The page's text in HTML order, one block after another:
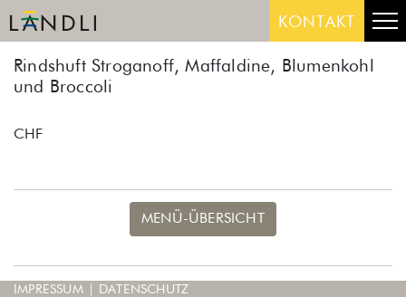
Skip
to
KONTAKT
Rindshuft Stroganoff, Maffaldine, Blumenkohl
und Broccoli
CHF
MENÜ-ÜBERSICHT
IMPRESSUM DATENSCHUTZ